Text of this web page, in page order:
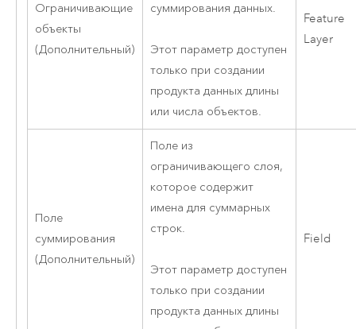
Ограничивающие
объекты
(Дополнительный)
суммирования данных.
Этот параметр доступен
только при создании
продукта данных длины
или числа объектов.
Feature
Layer
Поле
суммирования
(Дополнительный)
Поле из
ограничивающего слоя,
которое содержит
имена для суммарных
строк.
Этот параметр доступен
только при создании
продукта данных длины
Field